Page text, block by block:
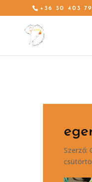
+36 30 403
Szerző: